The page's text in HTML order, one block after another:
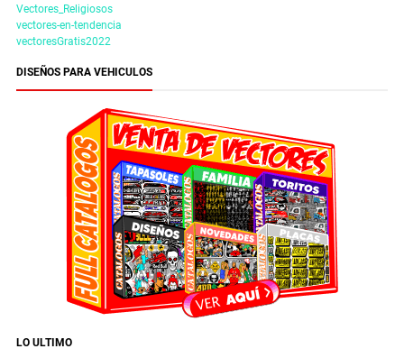
Vectores_Religiosos
vectores-en-tendencia
vectoresGratis2022
DISEÑOS PARA VEHICULOS
LO ULTIMO